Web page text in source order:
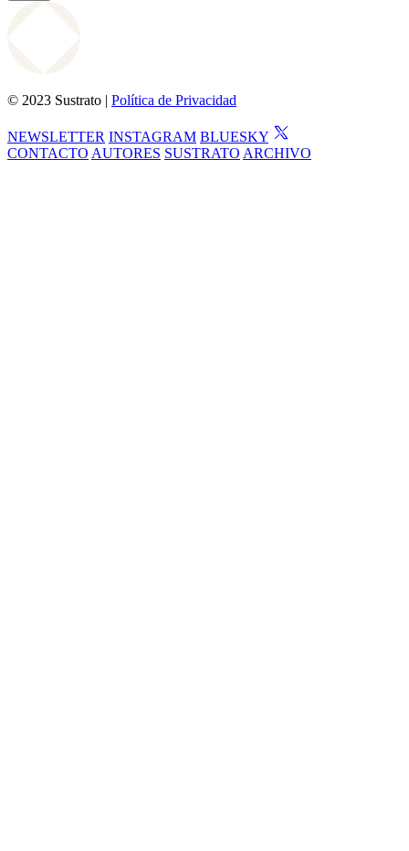
© 2023 Sustrato | Política de Privacidad
NEWSLETTER INSTAGRAM BLUESKY
CONTACTO AUTORES SUSTRATO ARCHIVO